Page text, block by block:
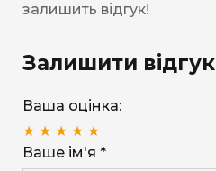
залишить відгук!
Залишити відгук
Ваша оцінка:
★ ★ ★ ★ ★
Ваше ім'я *